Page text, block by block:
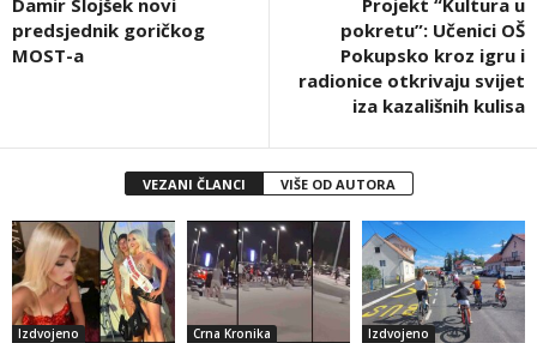
predsjednik goričkog
MOST-a
pokretu”: Učenici OŠ
Pokupsko kroz igru i
radionice otkrivaju svijet
iza kazališnih kulisa
VEZANI ČLANCI VIŠE OD AUTORA
Izdvojeno Crna Kronika Izdvojeno